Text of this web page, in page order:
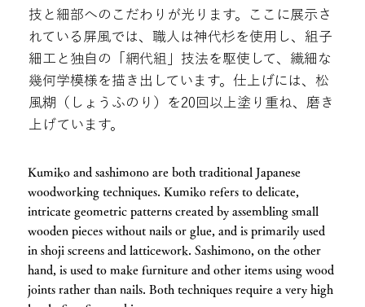
技と細部へのこだわりが光ります。ここに展示さ
れている屏風では、職人は神代杉を使用し、組子
細工と独自の「網代組」技法を駆使して、繊細な
幾何学模様を描き出しています。仕上げには、松
風糊（しょうふのり）を20回以上塗り重ね、磨き
上げています。
Kumiko and sashimono are both traditional Japanese
woodworking techniques. Kumiko refers to delicate,
intricate geometric patterns created by assembling small
wooden pieces without nails or glue, and is primarily used
in shoji screens and latticework. Sashimono, on the other
hand, is used to make furniture and other items using wood
joints rather than nails. Both techniques require a very high